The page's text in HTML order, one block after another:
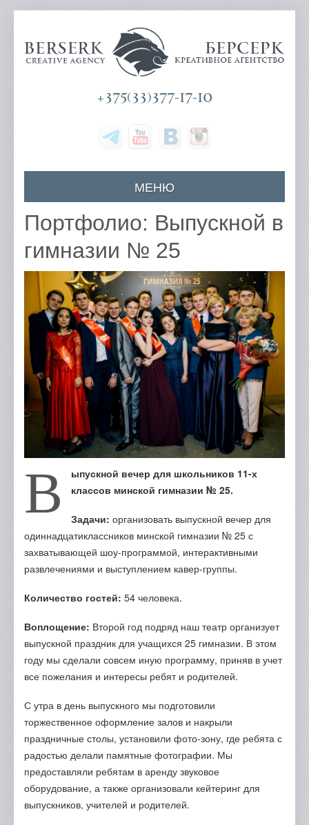
+375(33)377-17-10
МЕНЮ
Главная
О компании
Цены
Отзывы
Портфолио
Контакты
Портфолио: Выпускной в
гимназии № 25
В
ыпускной вечер для школьников 11-х
классов минской гимназии № 25.
Задачи: организовать выпускной вечер для
одиннадцатиклассников минской гимназии № 25 с
захватывающей шоу-программой, интерактивными
развлечениями и выступлением кавер-группы.
Количество гостей: 54 человека.
Воплощение: Второй год подряд наш театр организует
выпускной праздник для учащихся 25 гимназии. В этом
году мы сделали совсем иную программу, приняв в учет
все пожелания и интересы ребят и родителей.
С утра в день выпускного мы подготовили
торжественное оформление залов и накрыли
праздничные столы, установили фото-зону, где ребята с
радостью делали памятные фотографии. Мы
предоставляли ребятам в аренду звуковое
оборудование, а также организовали кейтеринг для
выпускников, учителей и родителей.